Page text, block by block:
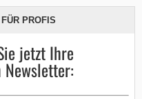
PROFIS
jetzt Ihre